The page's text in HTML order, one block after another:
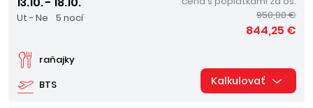
Ut - Ne 5 nocí
BTS
raňajky
950,00 €
844,25 €
Kalkulovať